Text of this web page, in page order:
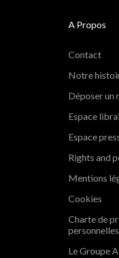
les Cookies !
On a attendu d'être sûrs
avant de vous déranger,
C'est OK pour vous ?
A Propos
Contact
Notre
Déposer un
Espace
Espace
Rights and
Mentions
Cookies
Charte de
personnelles
Le Groupe